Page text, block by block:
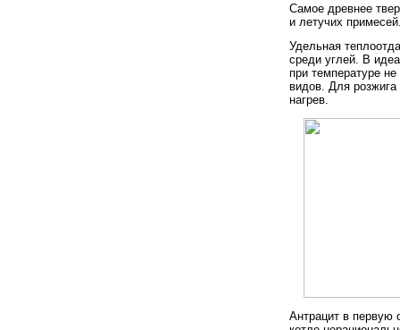
Самое древнее
и летучих
Удельная
среди углей. В
при температуре
видов. Для розжига
нагрев.
Антрацит в первую